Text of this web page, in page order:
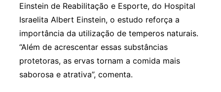
Einstein de Reabilitação e Esporte, do Hospital
Israelita Albert Einstein, o estudo reforça a
importância da utilização de temperos naturais.
“Além de acrescentar essas substâncias
protetoras, as ervas tornam a comida mais
saborosa e atrativa”, comenta.